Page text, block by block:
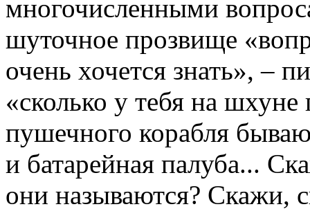
многочисленными
шуточное прозвище
очень хочется знать», –
«сколько у тебя на
пушечного корабля
и батарейная палуба...
они называются? Скажи,